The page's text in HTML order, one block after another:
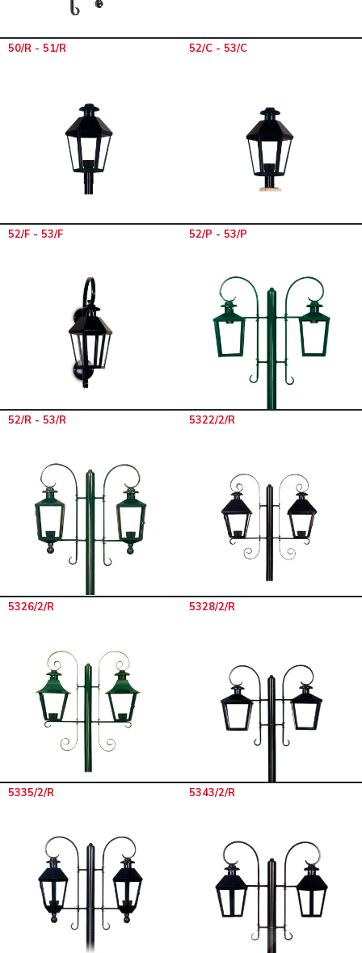
50/R - 51/R 52/C - 53/C
52/F - 53/F 52/P - 53/P
52/R - 53/R 5322/2/R
5326/2/R 5328/2/R
5335/2/R 5343/2/R